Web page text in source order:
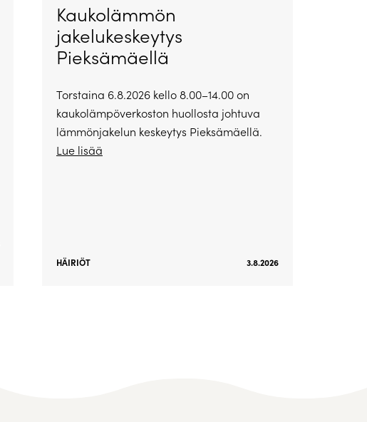
Kaukolämmön
jakelukeskeytys
Pieksämäellä
Torstaina 6.8.2026 kello 8.00–14.00 on
kaukolämpöverkoston huollosta johtuva
lämmönjakelun keskeytys Pieksämäellä.
Lue lisää
HÄIRIÖT 3.8.2026